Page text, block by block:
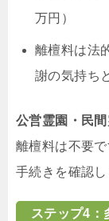
万円）
離檀料は法
謝の気持ち
公営霊園・民間
離檀料は不要
手続きを確認し
ステップ4：